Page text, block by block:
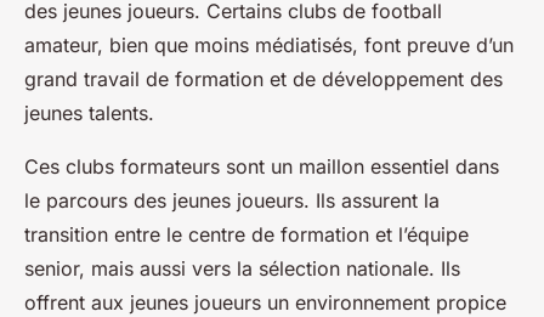
des jeunes joueurs. Certains clubs de football
amateur, bien que moins médiatisés, font preuve d’un
grand travail de formation et de développement des
jeunes talents.
Ces clubs formateurs sont un maillon essentiel dans
le parcours des jeunes joueurs. Ils assurent la
transition entre le centre de formation et l’équipe
senior, mais aussi vers la sélection nationale. Ils
offrent aux jeunes joueurs un environnement propice